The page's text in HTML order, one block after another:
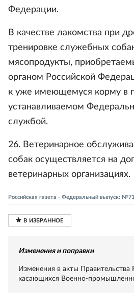
Федерации.
В качестве лакомства при
тренировке служебных
мясопродукты,
органом Российской
к уже имеющемуся корму в
устанавливаемом
службой.
26. Ветеринарное
собак осуществляется на
ветеринарных организациях.
Российская газета - Федеральный выпуск:
Изменения и поправки
Изменения в акты
касающихся Военно-